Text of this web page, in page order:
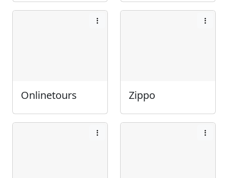
Onlinetours Zippo